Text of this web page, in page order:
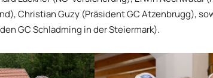
Christian Guzy (Präsident GC Atzenbrugg),
GC Schladming in der Steiermark).